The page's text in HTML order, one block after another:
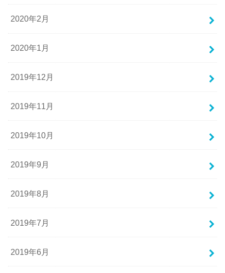
2020年2月
2020年1月
2019年12月
2019年11月
2019年10月
2019年9月
2019年8月
2019年7月
2019年6月